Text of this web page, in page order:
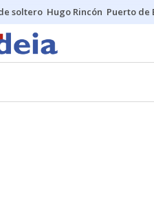
soltero Hugo Rincón Puerto de